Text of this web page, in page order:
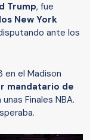
Trump, fue
New York
ante los
en el Madison
mandatario de
Finales NBA.